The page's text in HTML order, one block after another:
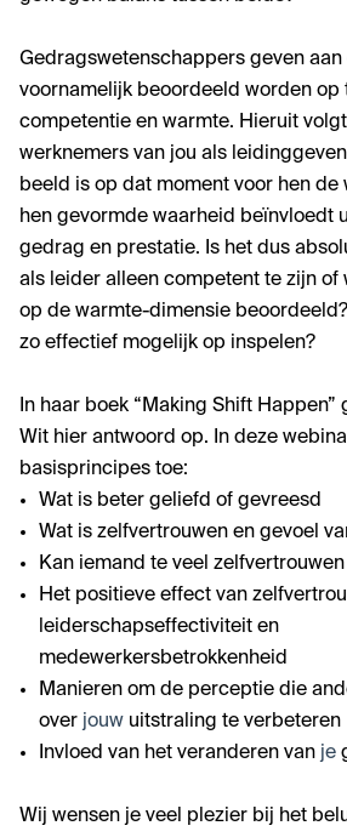
Gedragswetenschappers geven
voornamelijk beoordeeld worden op
competentie en warmte. Hieruit
werknemers van jou als
beeld is op dat moment voor hen de
hen gevormde waarheid beïnvloedt
gedrag en prestatie. Is het dus
als leider alleen competent te zijn of
op de warmte-dimensie
zo effectief mogelijk op inspelen?
In haar boek “Making Shift
Wit hier antwoord op. In deze
basisprincipes toe:
Wat is beter geliefd of gevreesd
Wat is zelfvertrouwen en gevoel
Kan iemand te veel
Het positieve effect van
leiderschapseffectiviteit en
medewerkersbetrokkenheid
Manieren om de perceptie die
over jouw uitstraling te verbeteren
Invloed van het veranderen van je
Wij wensen je veel plezier bij het